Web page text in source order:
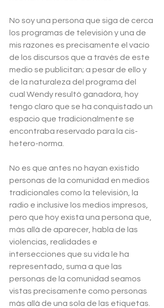
No soy una persona que siga de cerca
los programas de televisión y una de
mis razones es precisamente el vacío
de los discursos que a través de este
medio se publicitan; a pesar de ello y
de la naturaleza del programa del
cual Wendy resultó ganadora, hoy
tengo claro que se ha conquistado un
espacio que tradicionalmente se
encontraba reservado para la cis-
hetero-norma.
No es que antes no hayan existido
personas de la comunidad en medios
tradicionales como la televisión, la
radio e inclusive los medios impresos,
pero que hoy exista una persona que,
más allá de aparecer, habla de las
violencias, realidades e
intersecciones que su vida le ha
representado, suma a que las
personas de la comunidad seamos
vistas precisamente como personas
más allá de una sola de las etiquetas.